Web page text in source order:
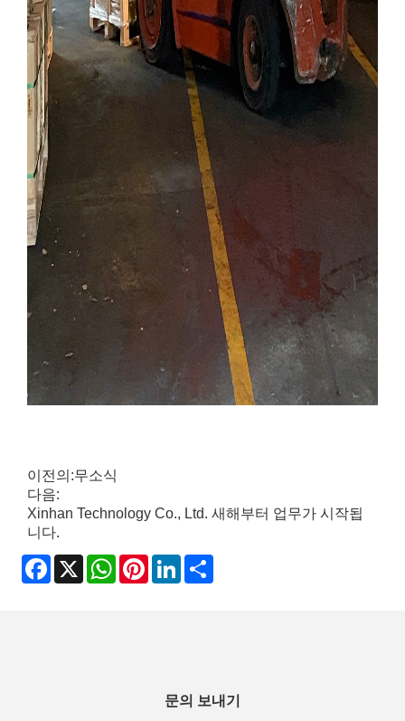
이전의:무소식
다음:
Xinhan Technology Co., Ltd. 새해부터 업무가 시작됩
니다.
Facebook
X WhatsApp
PinterestLinkedIn
문의 보내기